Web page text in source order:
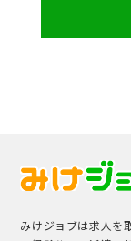
みけジョブは求人を